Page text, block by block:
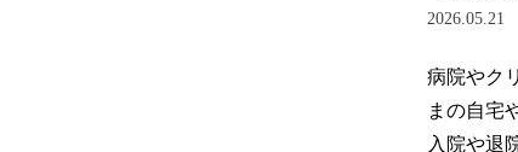
2026.05.21
病院やク
まの自宅
入院や退